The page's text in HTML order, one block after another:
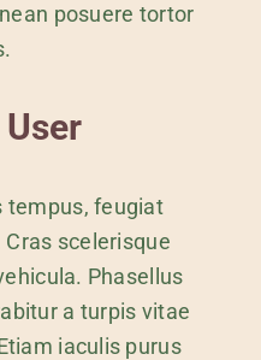
posuere tortor
tempus, feugiat
scelerisque
Phasellus
a turpis vitae
iaculis purus